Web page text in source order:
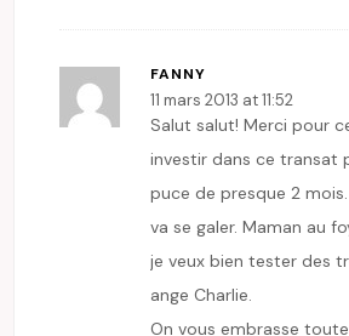
FANNY
11 mars 2013 at 11:52
Salut salut! Merci pour
investir dans ce transat
puce de presque 2 mois.
va se galer. Maman au
je veux bien tester des
ange Charlie.
On vous embrasse